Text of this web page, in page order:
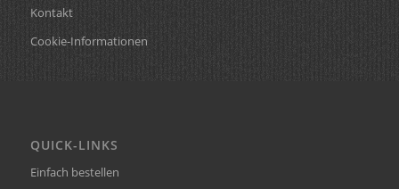
Kontakt
Cookie-Informationen
QUICK-LINKS
Einfach bestellen